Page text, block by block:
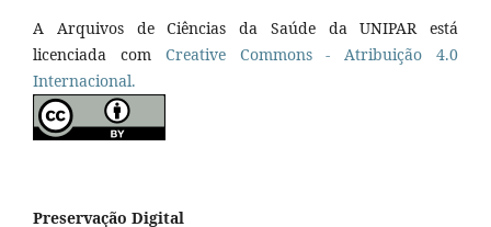
A Arquivos de Ciências da Saúde da UNIPAR está
licenciada com Creative Commons - Atribuição 4.0
Internacional.
Preservação Digital